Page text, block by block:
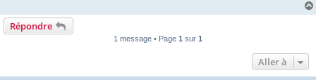
Répondre
1 message • Page 1 sur 1
Aller à